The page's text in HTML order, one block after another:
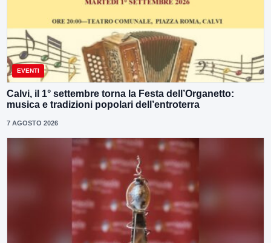
EVENTI
Calvi, il 1° settembre torna la Festa dell’Organetto:
musica e tradizioni popolari dell’entroterra
7 AGOSTO 2026